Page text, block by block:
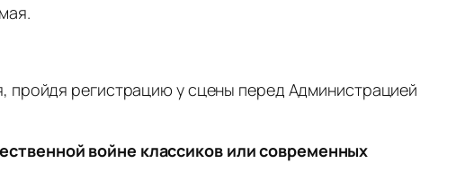
пройдя регистрацию у сцены перед Администрацией
войне классиков или современных